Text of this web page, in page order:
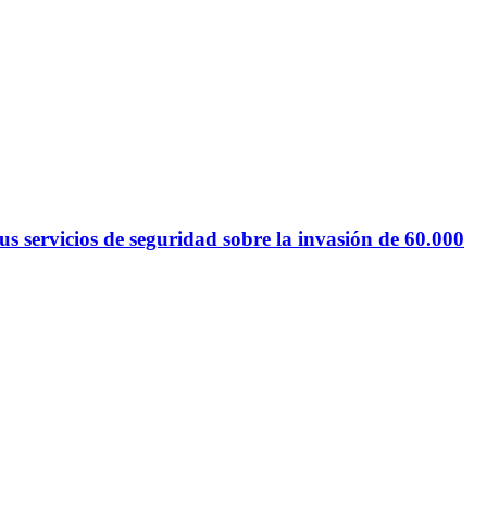
servicios de seguridad sobre la invasión de 60.000